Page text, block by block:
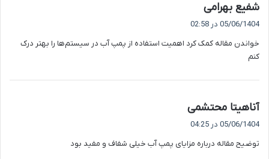
شفیع بهرامی
ف
:
05/06/1404 در 02:58
خواندن مقاله کمک کرد اهمیت استفاده از پمپ آب در سیستم‌ها را بهتر درک
کنم
آناهیتا محتشمی
:
05/06/1404 در 04:25
توضیح مقاله درباره مزایای پمپ آب خیلی شفاف و مفید بود